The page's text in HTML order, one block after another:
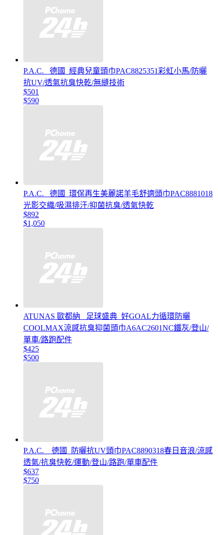
P.A.C. _德國_經典兒童頭巾PAC8825351彩虹小馬/防曬
抗UV/透氣抗臭快乾/無縫技術
$501
$590
P.A.C. _德國_環保再生美麗諾羊毛舒適頭巾PAC8881018
光影交織/吸濕排汗/抑菌抗臭/透氣快乾
$892
$1,050
ATUNAS 歐都納 _足球盛典_好GOAL力循環防曬
COOLMAX涼感抗臭抑菌頭巾A6AC2601NC鐵灰/登山/
單車/路跑配件
$425
$500
P.A.C. _ 德國_防曬抗UV頭巾PAC8890318春日音浪/涼感
透氣/抗臭快乾/運動/登山/路跑/單車配件
$637
$750